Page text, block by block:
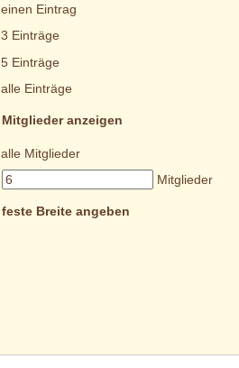
einen Eintrag
3 Einträge
5 Einträge
alle Einträge
Mitglieder anzeigen
alle Mitglieder
Mitglieder
feste Breite angeben